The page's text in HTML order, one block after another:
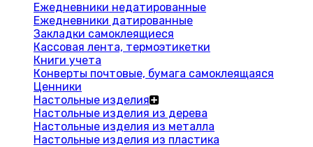
Ежедневники недатированные
Ежедневники датированные
Закладки самоклеящиеся
Кассовая лента, термоэтикетки
Книги учета
Конверты почтовые, бумага самоклеящаяся
Ценники
Настольные изделия
Настольные изделия из дерева
Настольные изделия из металла
Настольные изделия из пластика